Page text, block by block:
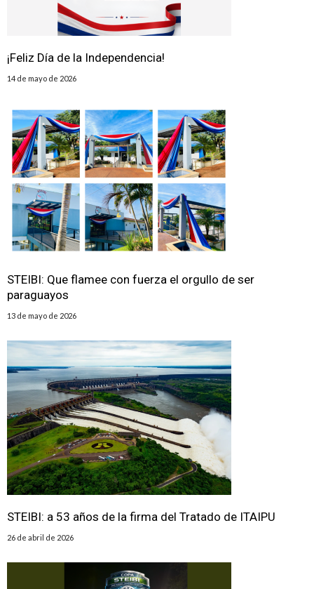
¡Feliz Día de la Independencia!
14 de mayo de 2026
STEIBI: Que flamee con fuerza el orgullo de ser
paraguayos
13 de mayo de 2026
STEIBI: a 53 años de la firma del Tratado de ITAIPU
26 de abril de 2026